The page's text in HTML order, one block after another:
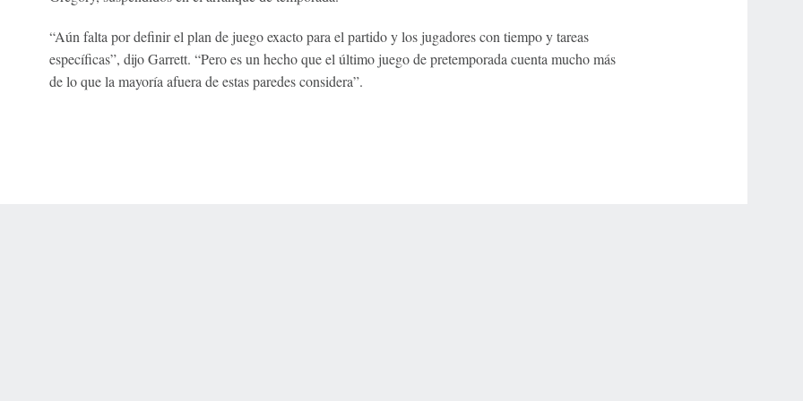
“Aún falta por definir el plan de juego exacto para el partido y los jugadores con tiempo y tareas
específicas”, dijo Garrett. “Pero es un hecho que el último juego de pretemporada cuenta mucho más
de lo que la mayoría afuera de estas paredes considera”.